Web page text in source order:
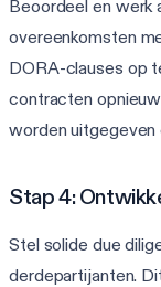
Beoordeel en werk
overeenkomsten
DORA-clauses op
contracten
worden uitgegeven
Stap 4:
Stel solide due
derdepartijanten.